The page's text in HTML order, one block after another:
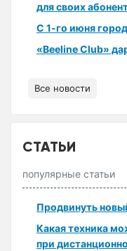
для своих
С 1-го июня
«Beeline Club»
Все новости
СТАТЬИ
популярные статьи
Продвинуть
Какая техника
при